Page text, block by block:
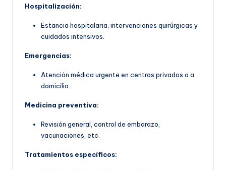
Hospitalización:
Estancia hospitalaria, intervenciones quirúrgicas y
cuidados intensivos.
Emergencias:
Atención médica urgente en centros privados o a
domicilio.
Medicina preventiva:
Revisión general, control de embarazo,
vacunaciones, etc.
Tratamientos específicos: